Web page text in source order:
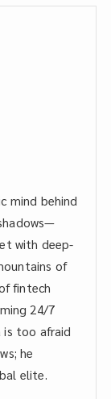
mind behind
with deep-
of
fintech
24/7
too afraid
he
elite.